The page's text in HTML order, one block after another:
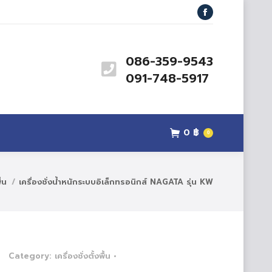
Facebook
086-359-9543
091-748-5917
0 ฿ 0
เครื่องชั่งน้ำหนักระบบอิเล็กทรอนิกส์ NAGATA รุ่น KW
Category: เครื่องชั่งตั้งพื้น
฿ 0